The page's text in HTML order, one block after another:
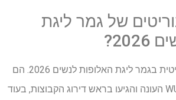
של גמר ליגת
ברצלונה היא הפייבוריטית בגמר ליגת האלופות לנשים 2026. הם
עדיין לא הובסו ב-WUCL העונה והגיעו בראש דירוג הקבוצות, בעוד